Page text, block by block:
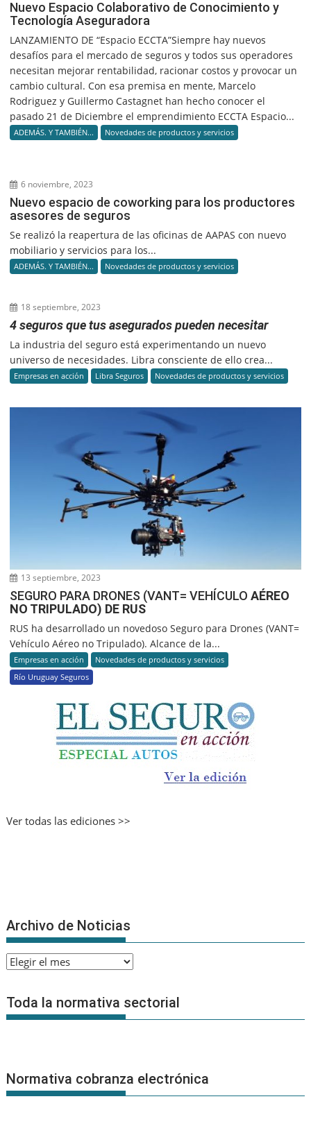
Nuevo Espacio Colaborativo de Conocimiento y
Tecnología Aseguradora
LANZAMIENTO DE “Espacio ECCTA”Siempre hay nuevos
desafíos para el mercado de seguros y todos sus operadores
necesitan mejorar rentabilidad, racionar costos y provocar un
cambio cultural. Con esa premisa en mente, Marcelo
Rodriguez y Guillermo Castagnet han hecho conocer el
pasado 21 de Diciembre el emprendimiento ECCTA Espacio...
ADEMÁS. Y TAMBIÉN... Novedades de productos y servicios
6 noviembre, 2023
Nuevo espacio de coworking para los productores
asesores de seguros
Se realizó la reapertura de las oficinas de AAPAS con nuevo
mobiliario y servicios para los...
ADEMÁS. Y TAMBIÉN... Novedades de productos y servicios
18 septiembre, 2023
4 seguros que tus asegurados pueden necesitar
La industria del seguro está experimentando un nuevo
universo de necesidades. Libra consciente de ello crea...
Empresas en acción Libra Seguros Novedades de productos y servicios
13 septiembre, 2023
SEGURO PARA DRONES (VANT= VEHÍCULOAÉREO
NO TRIPULADO) DE RUS
RUS ha desarrollado un novedoso Seguro para Drones (VANT=
Vehículo Aéreo no Tripulado). Alcance de la...
Empresas en acción
Novedades de productos y servicios
Río Uruguay Seguros
Ver todas las ediciones >>
Archivo de Noticias
Archivo
Noticias
Toda la normativa sectorial
Normativa cobranza electrónica